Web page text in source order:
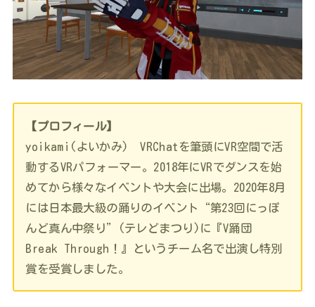
【プロフィール】
yoikami(よいかみ) VRChatを筆頭にVR空間で活
動するVRパフォーマー。2018年にVRでダンスを始
めてから様々なイベントや大会に出場。2020年8月
には日本最大級の踊りのイベント“第23回にっぽ
んど真ん中祭り”(テレどまつり)に『V踊団
Break Through！』というチーム名で出演し特別
賞を受賞しました。